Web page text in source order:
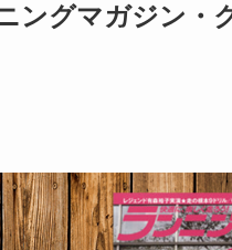
ングマガジン・